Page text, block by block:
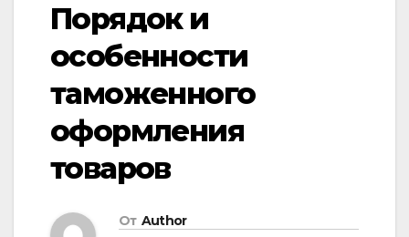
Порядок и
особенности
таможенного
оформления
товаров
От Author